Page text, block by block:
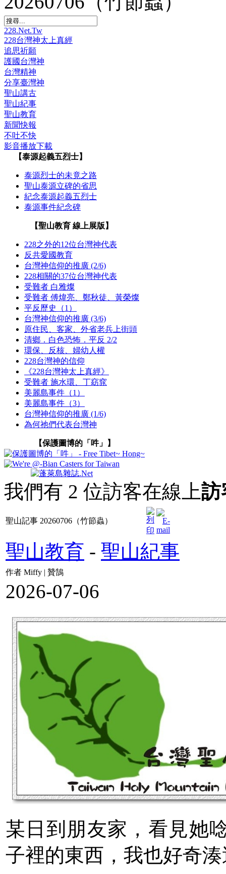
228.Net.Tw
228台灣神太上真經
追思祈願
護國台灣神
台灣精神
分享臺灣神
聖山講古
聖山紀事
聖山教育
新聞快報
不吐不快
影音播放下載
【泰源起義五烈士】
泰源烈士的未竟之路
聖山泰源立碑的省思
紀念泰源起義五烈士
泰源事件紀念碑
【聖山教育 線上展版】
228之外的12位台灣神代表
反共愛國教育
台灣神信仰的推廣 (2/6)
228相關的37位台灣神代表
受難者 白雅燦
受難者 傅煒亮、鄭秋徒、黃榮燦
平反歷史（1）
台灣神信仰的推廣 (3/6)
原住民、客家、外省老兵上街頭
清鄉．白色恐怖．平反 2/2
環保、反核、婦幼人權
228台灣神的信仰
《228台灣神太上真經》
受難者 施水環、丁窈窕
美麗島事件（1）
美麗島事件（3）
台灣神信仰的推廣 (1/6)
為何祂們代表台灣神
【保護圖博的「吽」】
我們有 2 位訪客在線上訪
聖山記事 20260706（竹節蟲）
聖山教育 - 聖山紀事
作者 Miffy | 贊鵠
2026-07-06
某日到朋友家，看見她
子裡的東西，我也好奇